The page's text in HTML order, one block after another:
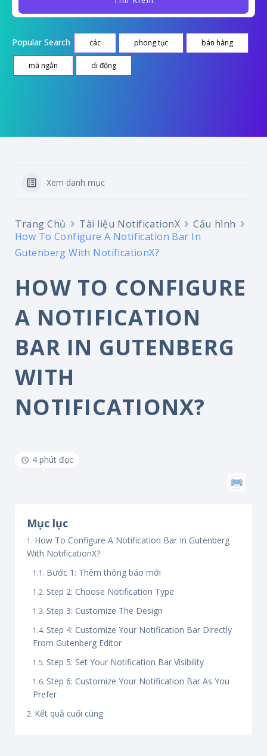
Popular Search các phong tục bán hàng
mã ngắn di động
Xem danh mục
Trang Chủ Tài liệu NotificationX
Cấu hình
How To Configure A Notification Bar In
Gutenberg With NotificationX?
HOW TO CONFIGURE
A NOTIFICATION
BAR IN GUTENBERG
WITH
NOTIFICATIONX?
4 phút đọc
Mục lục
How To Configure A Notification Bar In Gutenberg
With NotificationX?
Bước 1: Thêm thông báo mới
Step 2: Choose Notification Type
Step 3: Customize The Design
Step 4: Customize Your Notification Bar Directly
From Gutenberg Editor
Step 5: Set Your Notification Bar Visibility
Step 6: Customize Your Notification Bar As You
Prefer
Kết quả cuối cùng